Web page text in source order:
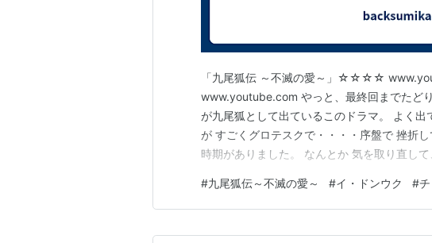
「九尾狐伝 ～不滅の愛～」☆☆☆☆
www.youtube.com やっと、最終回までたど
が九尾狐として出ているこのドラマ。 よく
が すごくグロテスクで・・・・序盤で 挫折
時期がありました。 なんとか 気を取り直し
「この人、本当に九尾狐なのかもしれない・
漂…
#九尾狐伝～不滅の愛～ #イ・ドンウク #